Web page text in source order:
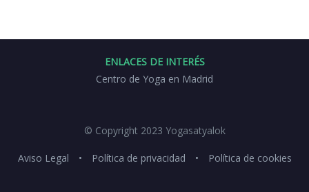
ENLACES DE INTERÉS
Centro de Yoga en Madrid
© Copyright 2023 Yogasatyalok
Aviso Legal • Política de privacidad • Política de cookies